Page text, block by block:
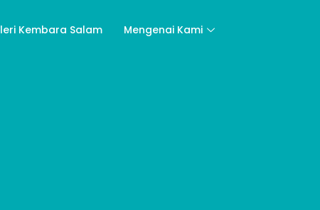
Kembara Salam Mengenai Kami